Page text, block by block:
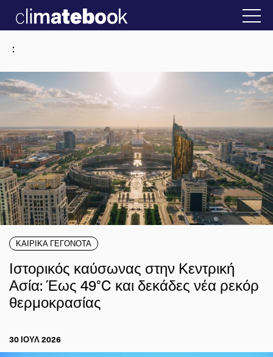
Ελλάδα 22 ΙΑΝ 2026 2025 Η άβολη
:
ΚΑΙΡΙΚΑ ΓΕΓΟΝΟΤΑ
Ιστορικός καύσωνας στην Κεντρική
Ασία: Έως 49°C και δεκάδες νέα ρεκόρ
θερμοκρασίας
30 ΙΟΥΛ 2026